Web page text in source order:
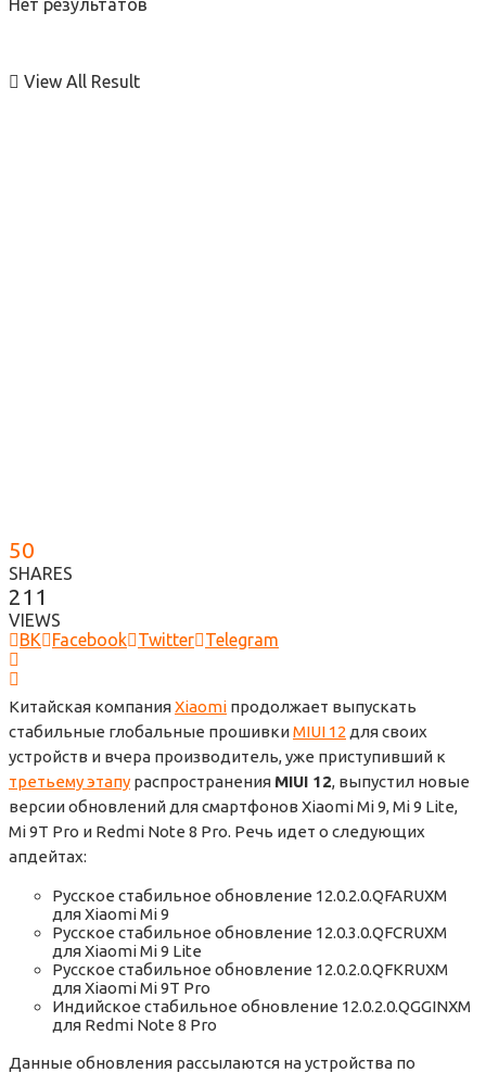
Нет результатов
View All Result
50
SHARES
211
VIEWS
ВК
Facebook Twitter Telegram
Китайская компанияXiaomi продолжает выпускать
стабильные глобальные прошивкиMIUI 12 для своих
устройств и вчера производитель, уже приступивший к
третьему этапу распространения MIUI 12, выпустил новые
версии обновлений для смартфонов Xiaomi Mi 9, Mi 9 Lite,
Mi 9T Pro и Redmi Note 8 Pro. Речь идет о следующих
апдейтах:
Русское стабильное обновление 12.0.2.0.QFARUXM
для Xiaomi Mi 9
Русское стабильное обновление 12.0.3.0.QFCRUXM
для Xiaomi Mi 9 Lite
Русское стабильное обновление 12.0.2.0.QFKRUXM
для Xiaomi Mi 9T Pro
Индийское стабильное обновление 12.0.2.0.QGGINXM
для Redmi Note 8 Pro
Данные обновления рассылаются на устройства по